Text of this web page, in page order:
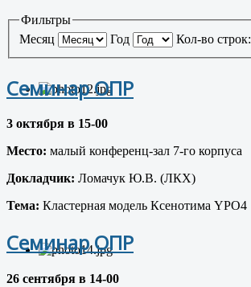
Фильтры
Месяц
Год Кол-во строк:
Семинар ОПР
3 октября в 15-00
Место: малый конференц-зал 7-го корпуса
Докладчик: Ломачук Ю.В. (ЛКХ)
Тема: Кластерная модель Ксенотима YPO4
Семинар ОПР
26 сентября в 14-00